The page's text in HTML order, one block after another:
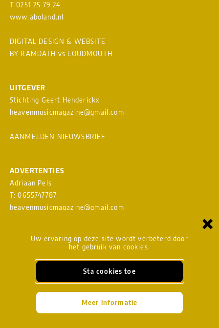
Uw ervaring op deze site wordt verbeterd door
het gebruik van cookies.
Sta cookies toe
Meer informatie
×
T 0251 25 79 24
www.aboland.nl
DIGITAL DESIGN & WEBSITE
BY RAMDATH vs LOUDMOUTH
UITGEVER
Stichting Geert Henderickx
heavenmusicmagazine@gmail.com
AANMELDEN NIEUWSBRIEF
ADVERTENTIES
Adriaan Pels
T: 0655747787
heavenmusicmagazine@gmail.com
BLADMANAGEMENT
heavenmusicmagazine@gmail.com